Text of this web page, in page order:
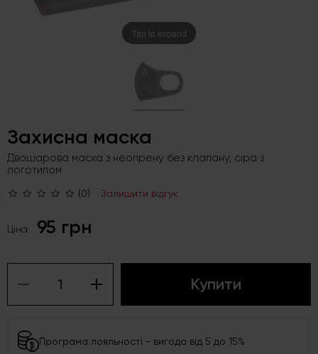
Tap to expand
Захисна маска
Двошарова маска з неопрену без клапану, сіра з
логотипом
(0) Залишити відгук
Ціна: 95 грн
Купити
Програма лояльності - вигода від 5 до 15%